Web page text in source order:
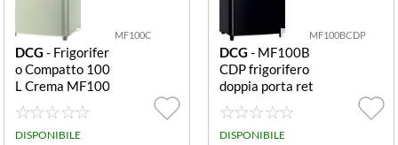
MF100C
DCG - Frigorifer
o Compatto 100
L Crema MF100
C FRIGO MON
OPORTA LINEA
RETRO' 100LT
DISPONIBILE
MF100BCDP
DCG - MF100B
CDP frigorifero
doppia porta ret
ro 100 L nero M
F100BCDP FRI
GO DOPPIA PO
DISPONIBILE